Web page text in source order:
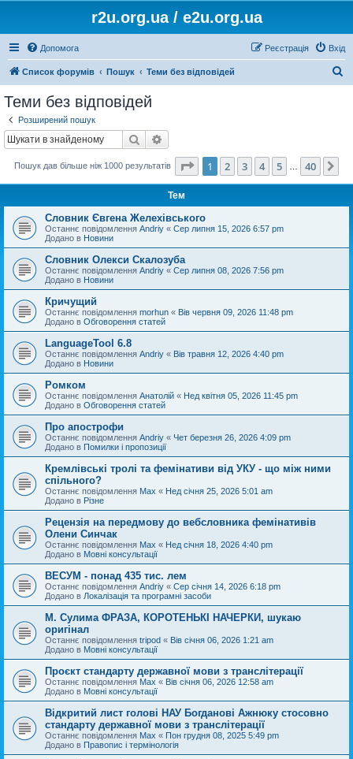
r2u.org.ua / e2u.org.ua
Допомога Вхід
Реєстрація
Список форумів Пошук Теми без відповідей
Теми без відповідей
Розширений пошук
Пошук
Пошук дав більше ніж 1000 результатів Сторінка 1 40
1 2 3 4 5 40
Тем
Словник Євгена Желехівського
Останнє повідомлення Andriy « Сер липня 15, 2026 6:57 pm
Додано в Новини
Словник Олекси Скалозуба
Останнє повідомлення Andriy « Сер липня 08, 2026 7:56 pm
Додано в Новини
Кричущий
Останнє повідомлення morhun « Вів червня 09, 2026 11:48 pm
Додано в Обговорення статей
LanguageTool 6.8
Останнє повідомлення Andriy « Вів травня 12, 2026 4:40 pm
Додано в Новини
Ромком
Останнє повідомлення Анатолій « Нед квітня 05, 2026 11:45 pm
Додано в Обговорення статей
Про апострофи
Останнє повідомлення Andriy « Чет березня 26, 2026 4:09 pm
Додано в Помилки і пропозиції
Кремлівські тролі та фемінативи від УКУ - що між ними
спільного?
Останнє повідомлення Max « Нед січня 25, 2026 5:01 am
Додано в Різне
Рецензія на передмову до вебсловника фемінативів
Олени Синчак
Останнє повідомлення Max « Нед січня 18, 2026 4:40 pm
Додано в Мовні консультації
ВЕСУМ - понад 435 тис. лем
Останнє повідомлення Andriy « Сер січня 14, 2026 6:18 pm
Додано в Локалізація та програмні засоби
М. Сулима ФРАЗА, КОРОТЕНЬКІ НАЧЕРКИ, шукаю
оригінал
Останнє повідомлення tripod « Вів січня 06, 2026 1:21 am
Додано в Мовні консультації
Проєкт стандарту державної мови з транслітерації
Останнє повідомлення Max « Вів січня 06, 2026 12:58 am
Додано в Мовні консультації
Відкритий лист голові НАУ Богданові Ажнюку стосовно
стандарту державної мови з транслітерації
Останнє повідомлення Max « Пон грудня 08, 2025 5:49 pm
Додано в Правопис і термінологія